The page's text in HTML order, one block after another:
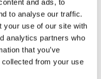
and ads, to
to analyse our traffic.
your use of our site with
analytics partners who
that you’ve
collected from your use